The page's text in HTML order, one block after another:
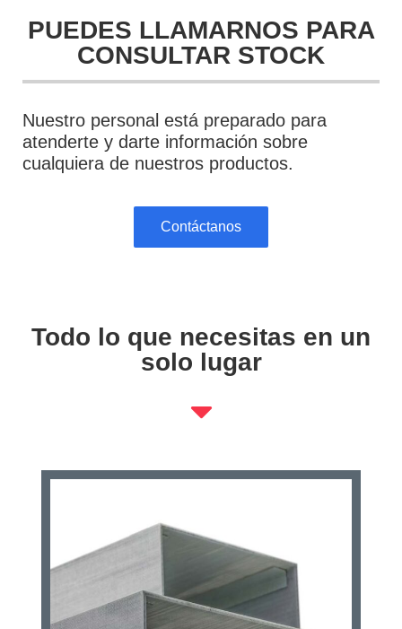
PUEDES LLAMARNOS PARA
CONSULTAR STOCK
Nuestro personal está preparado para
atenderte y darte información sobre
cualquiera de nuestros productos.
Contáctanos
Todo lo que necesitas en un
solo lugar